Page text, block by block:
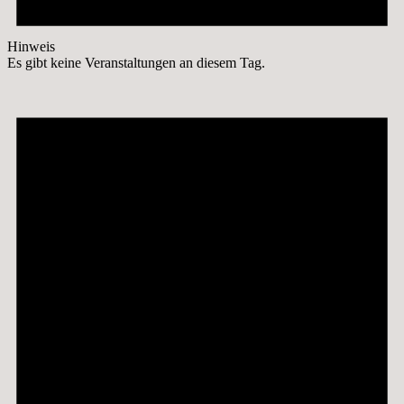
Hinweis
Es gibt keine Veranstaltungen an diesem Tag.